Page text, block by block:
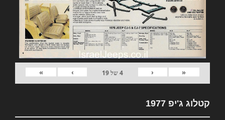
«
‹
4של19
›
»
קטלוג ג'יפ 1977